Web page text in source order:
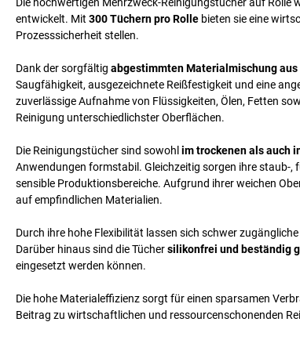
entwickelt. Mit 300 Tüchern pro Rolle bieten sie eine
Prozesssicherheit stellen.
Dank der sorgfältig abgestimmten Materialmischung
Saugfähigkeit, ausgezeichnete Reißfestigkeit und eine
zuverlässige Aufnahme von Flüssigkeiten, Ölen, Fetten
Reinigung unterschiedlichster Oberflächen.
Die Reinigungstücher sind sowohl im trockenen als auch
Anwendungen formstabil. Gleichzeitig sorgen ihre staub-
sensible Produktionsbereiche. Aufgrund ihrer weichen
auf empfindlichen Materialien.
Durch ihre hohe Flexibilität lassen sich schwer
Darüber hinaus sind die Tüchersilikonfrei und beständig
eingesetzt werden können.
Die hohe Materialeffizienz sorgt für einen sparsamen
Beitrag zu wirtschaftlichen und ressourcenschonenden